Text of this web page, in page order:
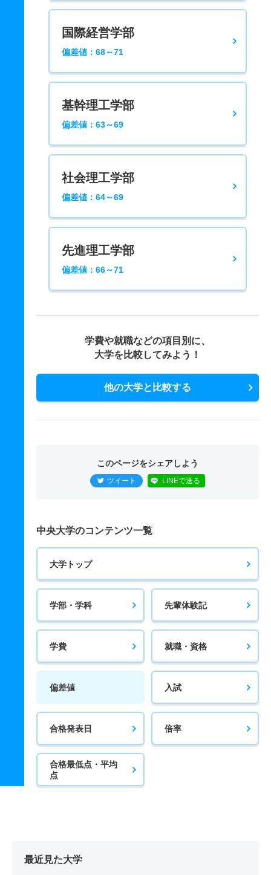
国際経営学部
偏差値：68～71
基幹理工学部
偏差値：63～69
社会理工学部
偏差値：64～69
先進理工学部
偏差値：66～71
学費や就職などの項目別に、
大学を比較してみよう！
他の大学と比較する
このページをシェアしよう
ツイート LINEで送る
中央大学のコンテンツ一覧
大学トップ
学部・学科 先輩体験記
学費 就職・資格
偏差値 入試
合格発表日 倍率
合格最低点・平均
点
最近見た大学